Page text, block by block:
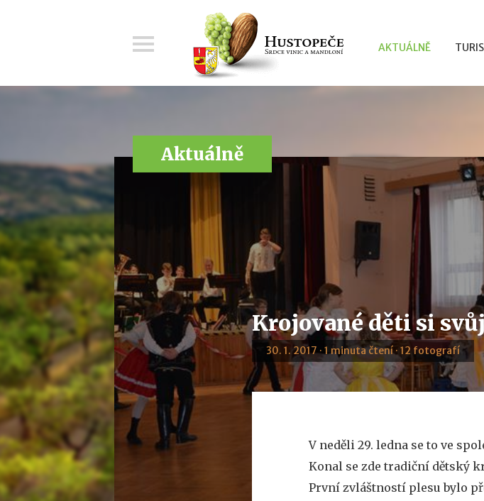
AKTUÁLNĚ
Aktuálně
Krojované děti si
30. 1. 2017 · 1 minuta čtení · 12 fotografí
V neděli 29. ledna se to ve
Konal se zde tradiční dětský
První zvláštností plesu bylo